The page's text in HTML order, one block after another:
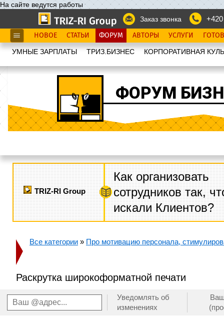
На сайте ведутся работы
Заказ звонка
НОВОЕ СТАТЬИ ФОРУМ АВТОРЫ УСЛУГИ
УМНЫЕ ЗАРПЛАТЫ ТРИЗ.БИЗНЕС КОРПОРАТИВНАЯ
ФОРУМ
TRIZ-RI Group
Как организовать
сотрудников так,
искали Клиентов?
Все категории » Про мотивацию персонала,
Раскрутка широкоформатной печати
Уведомлять об
изменениях